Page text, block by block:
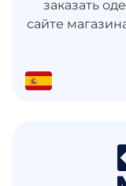
заказать
сайте